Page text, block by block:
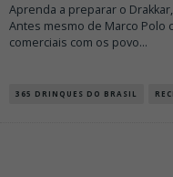
Aprenda a preparar o
Antes mesmo de Marco Polo
comerciais com os povo...
365 DRINQUES DO BRASIL